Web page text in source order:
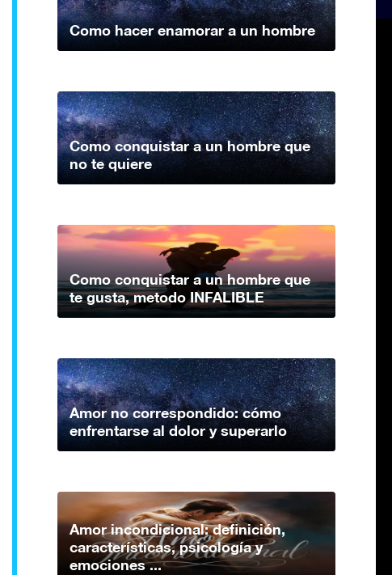
Como hacer enamorar a un hombre
Como conquistar a un hombre que
no te quiere
Como conquistar a un hombre que
te gusta, metodo INFALIBLE
Amor no correspondido: cómo
enfrentarse al dolor y superarlo
Amor incondicional: definición,
características, psicología y
emociones ...